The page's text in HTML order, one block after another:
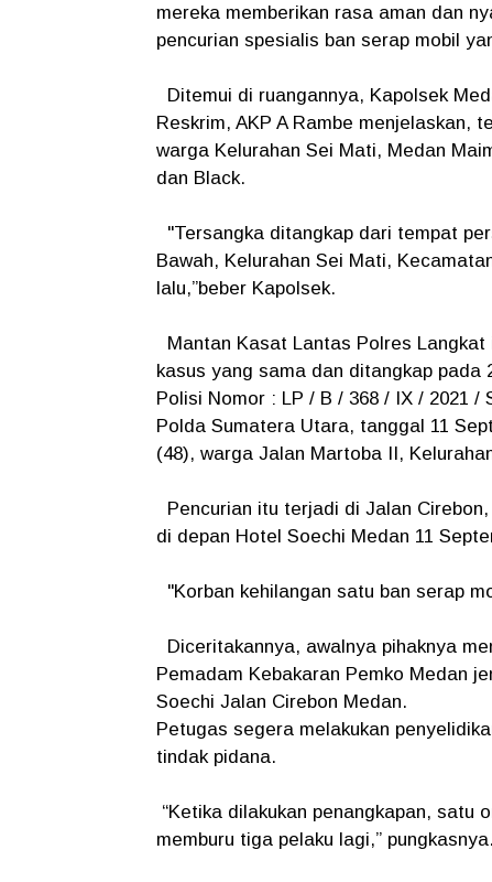
mereka memberikan rasa aman dan
pencurian spesialis ban serap mobil
Ditemui di ruangannya, Kapolsek
Reskrim, AKP A Rambe menjelaskan,
warga Kelurahan Sei Mati, Medan
dan Black.
"Tersangka ditangkap dari tempat
Bawah, Kelurahan Sei Mati,
lalu,”beber Kapolsek.
Mantan Kasat Lantas Polres
kasus yang sama dan ditangkap pada
Polisi Nomor : LP / B / 368 / IX / 2021
Polda Sumatera Utara, tanggal 11
(48), warga Jalan Martoba II,
Pencurian itu terjadi di Jalan
di depan Hotel Soechi Medan 11
"Korban kehilangan satu ban serap
Diceritakannya, awalnya pihaknya
Pemadam Kebakaran Pemko Medan
Soechi Jalan Cirebon Medan.
Petugas segera melakukan
tindak pidana.
“Ketika dilakukan penangkapan, satu
memburu tiga pelaku lagi,” pungkasnya.